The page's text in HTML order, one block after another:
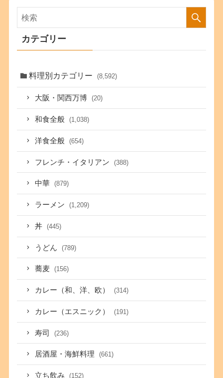
カテゴリー
料理別カテゴリー (8,592)
大阪・関西万博 (20)
和食全般 (1,038)
洋食全般 (654)
フレンチ・イタリアン (388)
中華 (879)
ラーメン (1,209)
丼 (445)
うどん (789)
蕎麦 (156)
カレー（和、洋、欧） (314)
カレー（エスニック） (191)
寿司 (236)
居酒屋・海鮮料理 (661)
立ち飲み (152)